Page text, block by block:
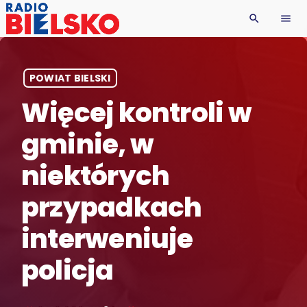
search menu
POWIAT BIELSKI
Więcej kontroli w
gminie, w
niektórych
przypadkach
interweniuje
policja